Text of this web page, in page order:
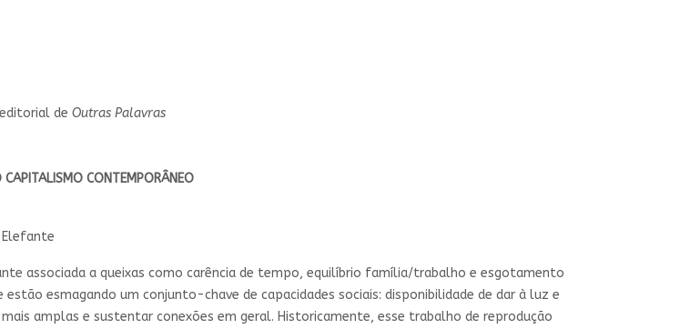
de Outras Palavras
CAPITALISMO CONTEMPORÂNEO
associada a queixas como carência de tempo, equilíbrio família/trabalho e esgotamento
esmagando um conjunto-chave de capacidades sociais: disponibilidade de dar à luz e
amplas e sustentar conexões em geral. Historicamente, esse trabalho de reprodução